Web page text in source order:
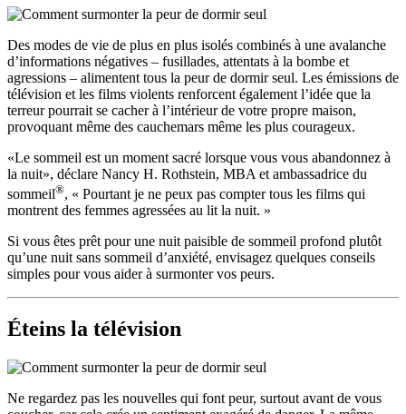
Des modes de vie de plus en plus isolés combinés à une avalanche
d’informations négatives – fusillades, attentats à la bombe et
agressions – alimentent tous la peur de dormir seul. Les émissions de
télévision et les films violents renforcent également l’idée que la
terreur pourrait se cacher à l’intérieur de votre propre maison,
provoquant même des cauchemars même les plus courageux.
«Le sommeil est un moment sacré lorsque vous vous abandonnez à
la nuit», déclare Nancy H. Rothstein, MBA et ambassadrice du
sommeil®, « Pourtant je ne peux pas compter tous les films qui
montrent des femmes agressées au lit la nuit. »
Si vous êtes prêt pour une nuit paisible de sommeil profond plutôt
qu’une nuit sans sommeil d’anxiété, envisagez quelques conseils
simples pour vous aider à surmonter vos peurs.
Éteins la télévision
Ne regardez pas les nouvelles qui font peur, surtout avant de vous